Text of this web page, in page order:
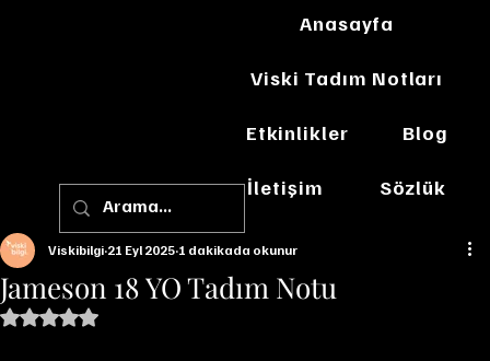
Anasayfa
Viski Tadım Notları
Etkinlikler Blog
İletişim Sözlük
Jameson 18 YO Tadım Notu
Viskibilgi 21 Eyl 2025 1 dakikada okunur
5 üzerinden NaN yıldız